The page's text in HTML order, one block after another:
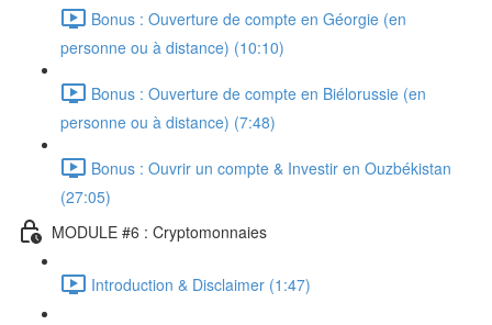
Bonus : Ouverture de compte en Géorgie (en
personne ou à distance) (10:10)
Bonus : Ouverture de compte en Biélorussie (en
personne ou à distance) (7:48)
Bonus : Ouvrir un compte & Investir en Ouzbékistan
(27:05)
MODULE #6 : Cryptomonnaies
Introduction & Disclaimer (1:47)